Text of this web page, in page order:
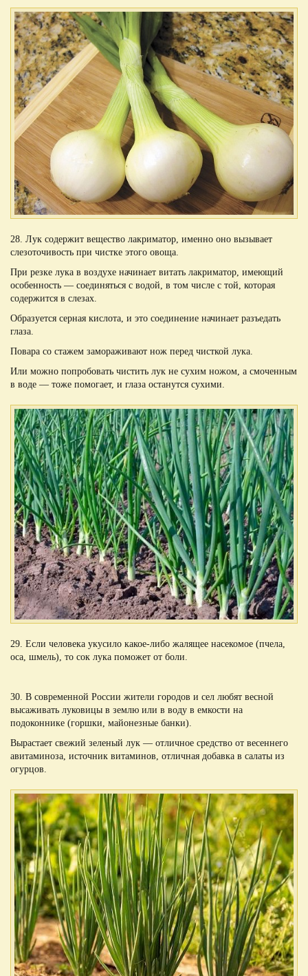
28. Лук содержит вещество лакриматор, именно оно вызывает
слезоточивость при чистке этого овоща.
При резке лука в воздухе начинает витать лакриматор, имеющий
особенность — соединяться с водой, в том числе с той, которая
содержится в слезах.
Образуется серная кислота, и это соединение начинает разъедать
глаза.
Повара со стажем замораживают нож перед чисткой лука.
Или можно попробовать чистить лук не сухим ножом, а смоченным
в воде — тоже помогает, и глаза останутся сухими.
29. Если человека укусило какое-либо жалящее насекомое (пчела,
оса, шмель), то сок лука поможет от боли.
30. В современной России жители городов и сел любят весной
высаживать луковицы в землю или в воду в емкости на
подоконнике (горшки, майонезные банки).
Вырастает свежий зеленый лук — отличное средство от весеннего
авитаминоза, источник витаминов, отличная добавка в салаты из
огурцов.